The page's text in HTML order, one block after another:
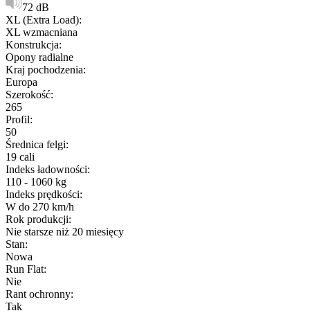
72 dB
XL (Extra Load):
XL wzmacniana
Konstrukcja:
Opony radialne
Kraj pochodzenia:
Europa
Szerokość:
265
Profil:
50
Średnica felgi:
19 cali
Indeks ładowności:
110 - 1060 kg
Indeks prędkości:
W do 270 km/h
Rok produkcji:
Nie starsze niż 20 miesięcy
Stan:
Nowa
Run Flat:
Nie
Rant ochronny:
Tak